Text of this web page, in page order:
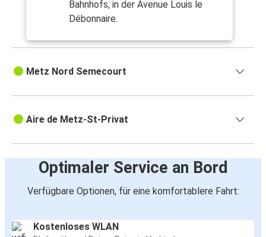
Bahnhofs, in der Avenue Louis le
Débonnaire.
Metz Nord Semecourt
Aire de Metz-St-Privat
Optimaler Service an Bord
Verfügbare Optionen, für eine komfortablere Fahrt:
Kostenloses WLAN